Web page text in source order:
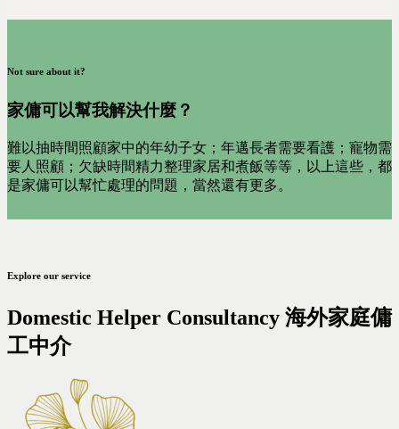
Not sure about it?
家傭可以幫我解決什麼？
難以抽時間照顧家中的年幼子女；年邁長者需要看護；寵物需
要人照顧；欠缺時間精力整理家居和煮飯等等，以上這些，都
是家傭可以幫忙處理的問題，當然還有更多。
Explore our service
Domestic Helper Consultancy 海外家庭傭
工中介